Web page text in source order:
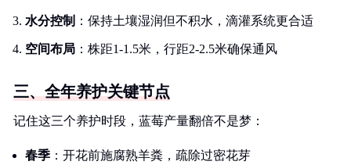
水分控制 ：保持土壤湿润但不积水，滴灌系统更合适
空间布局 ：株距1-1.5米，行距2-2.5米确保通风
三、全年养护关键节点
记住这三个养护时段，蓝莓产量翻倍不是梦：
春季 ：开花前施腐熟羊粪，疏除过密花芽